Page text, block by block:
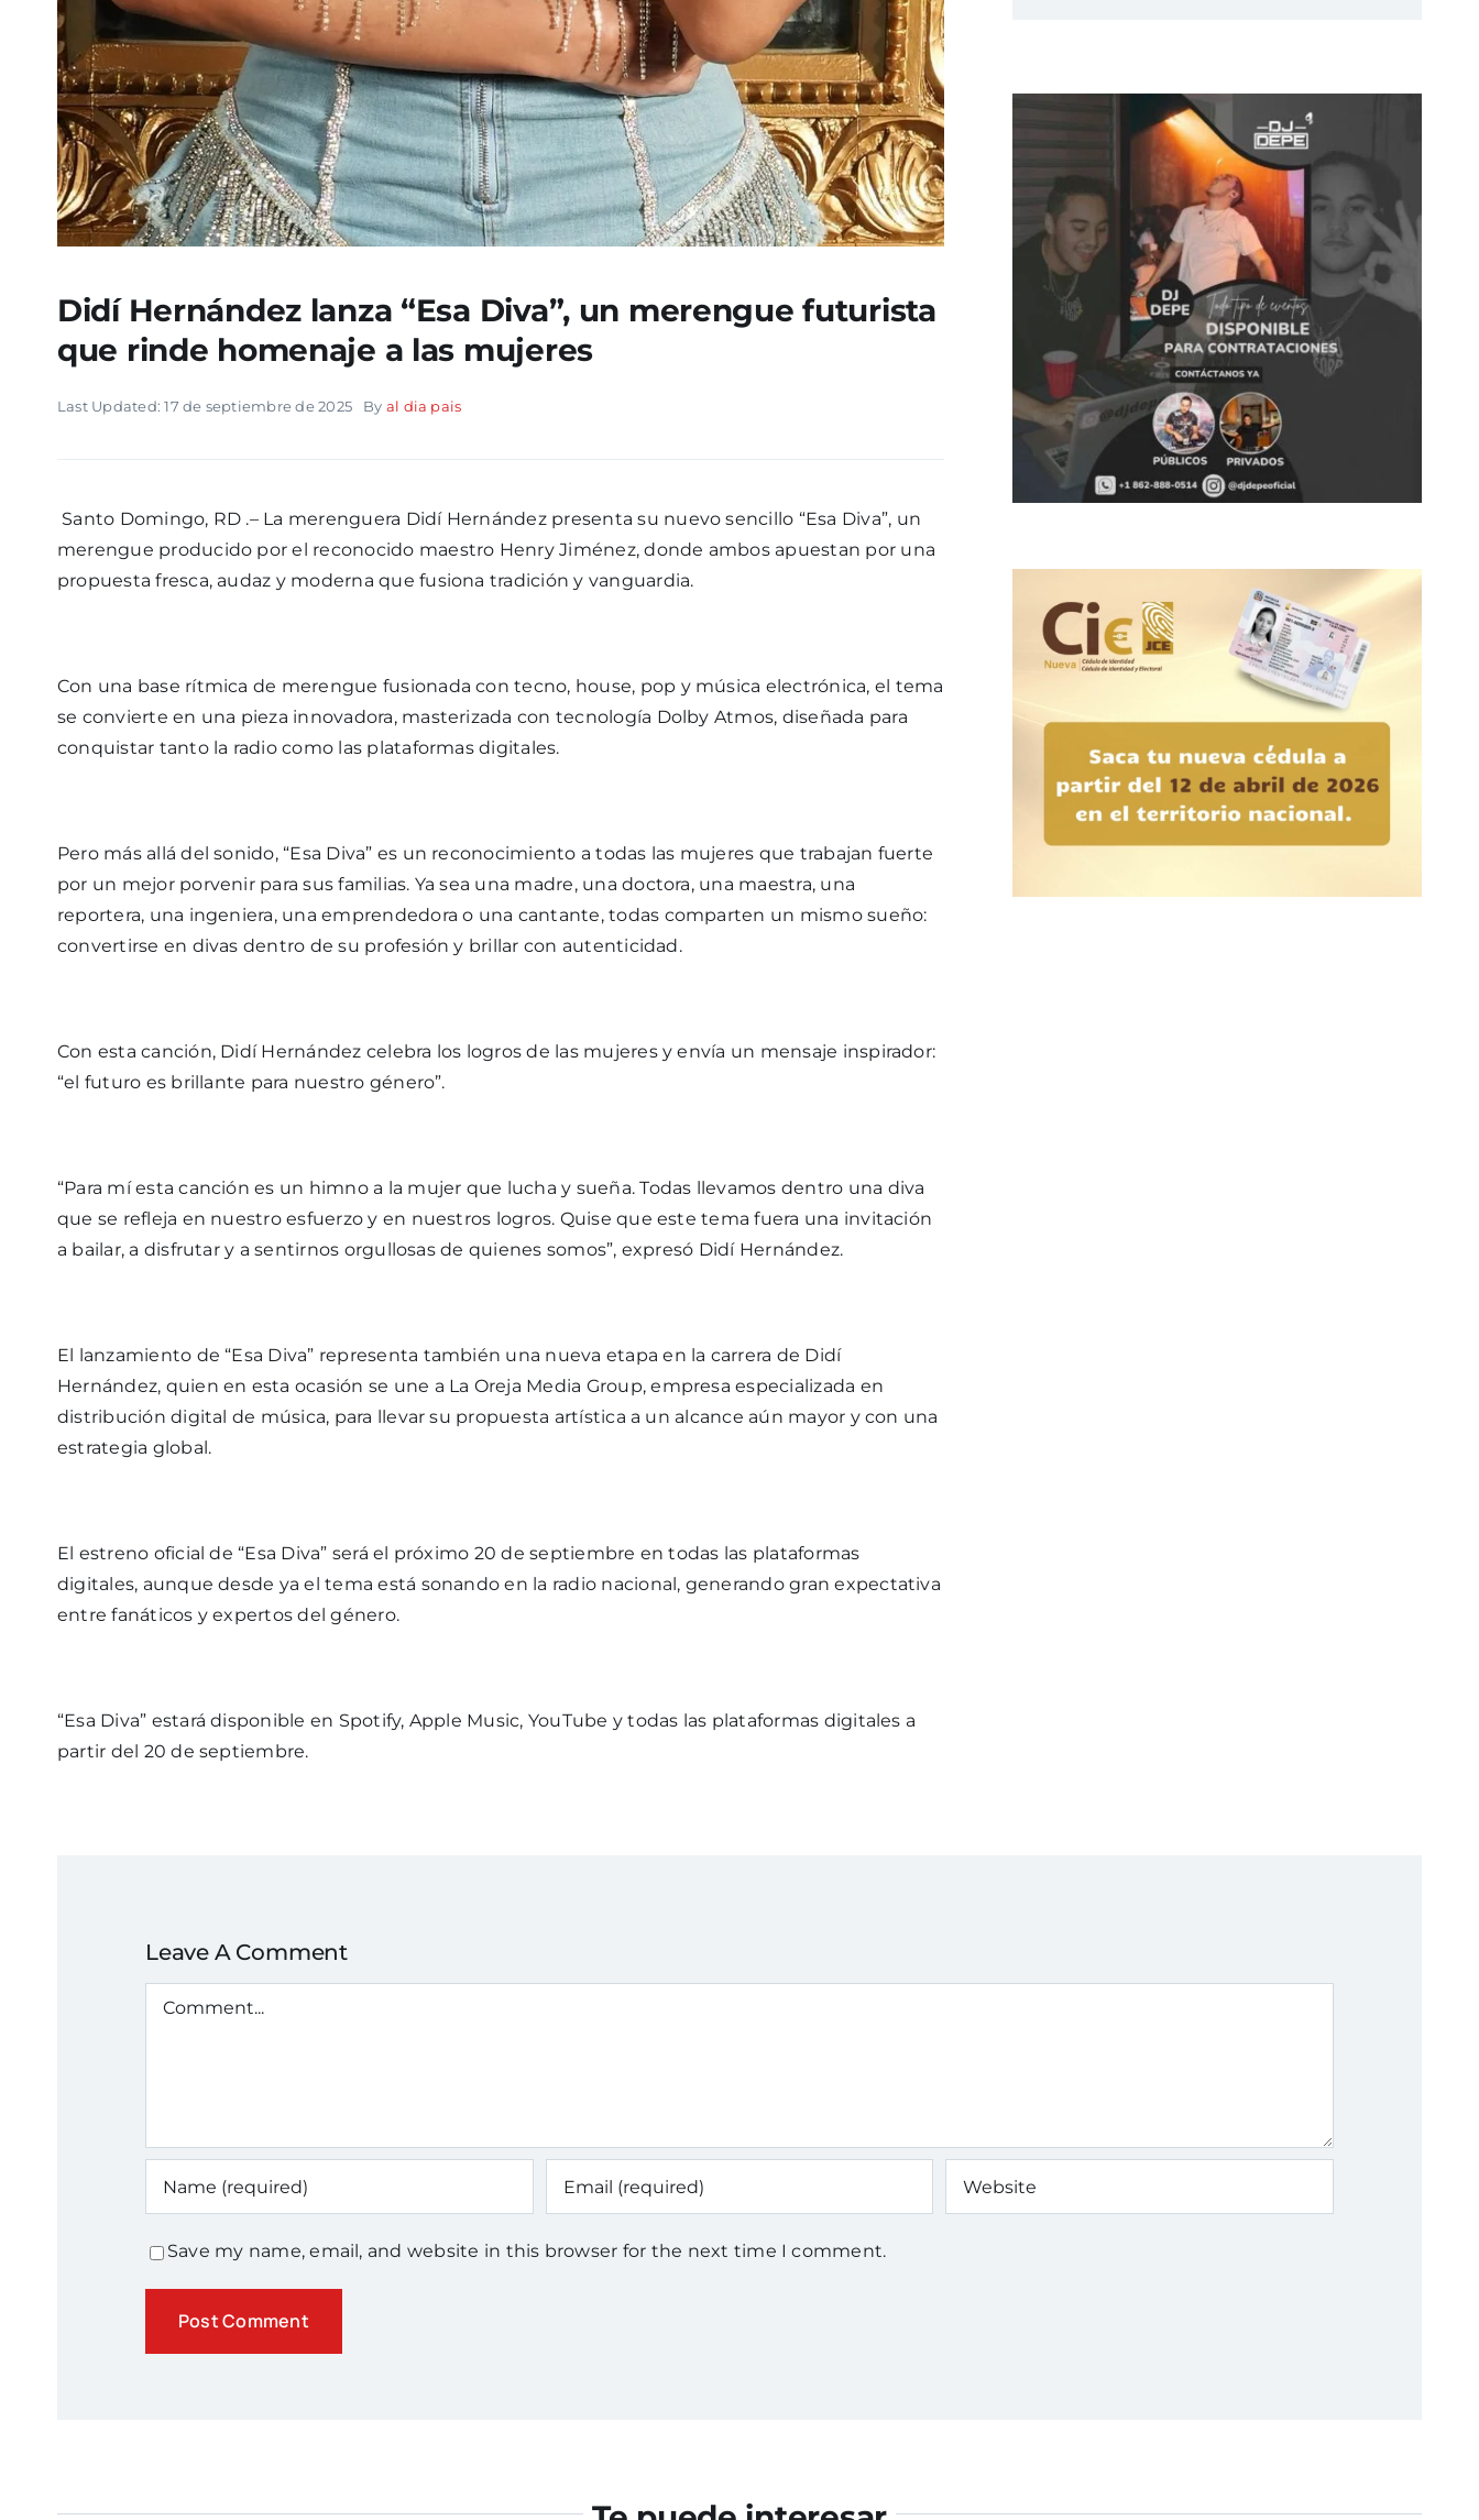
Didí Hernández lanza “Esa Diva”, un merengue futurista
que rinde homenaje a las mujeres
Last Updated: 17 de septiembre de 2025 By al dia pais
Santo Domingo, RD .– La merenguera Didí Hernández presenta su nuevo sencillo “Esa Diva”, un
merengue producido por el reconocido maestro Henry Jiménez, donde ambos apuestan por una
propuesta fresca, audaz y moderna que fusiona tradición y vanguardia.
Con una base rítmica de merengue fusionada con tecno, house, pop y música electrónica, el tema
se convierte en una pieza innovadora, masterizada con tecnología Dolby Atmos, diseñada para
conquistar tanto la radio como las plataformas digitales.
Pero más allá del sonido, “Esa Diva” es un reconocimiento a todas las mujeres que trabajan fuerte
por un mejor porvenir para sus familias. Ya sea una madre, una doctora, una maestra, una
reportera, una ingeniera, una emprendedora o una cantante, todas comparten un mismo sueño:
convertirse en divas dentro de su profesión y brillar con autenticidad.
Con esta canción, Didí Hernández celebra los logros de las mujeres y envía un mensaje inspirador:
“el futuro es brillante para nuestro género”.
“Para mí esta canción es un himno a la mujer que lucha y sueña. Todas llevamos dentro una diva
que se refleja en nuestro esfuerzo y en nuestros logros. Quise que este tema fuera una invitación
a bailar, a disfrutar y a sentirnos orgullosas de quienes somos”, expresó Didí Hernández.
El lanzamiento de “Esa Diva” representa también una nueva etapa en la carrera de Didí
Hernández, quien en esta ocasión se une a La Oreja Media Group, empresa especializada en
distribución digital de música, para llevar su propuesta artística a un alcance aún mayor y con una
estrategia global.
El estreno oficial de “Esa Diva” será el próximo 20 de septiembre en todas las plataformas
digitales, aunque desde ya el tema está sonando en la radio nacional, generando gran expectativa
entre fanáticos y expertos del género.
“Esa Diva” estará disponible en Spotify, Apple Music, YouTube y todas las plataformas digitales a
partir del 20 de septiembre.
Leave A Comment
Comment
Save my name, email, and website in this browser for the next time I comment.